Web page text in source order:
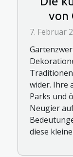
von
7. Februar
wider. Ihre
Parks und
Neugier
diese